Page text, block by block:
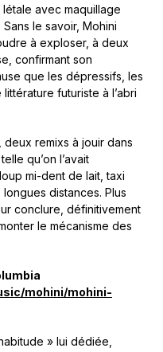
avec maquillage
le savoir, Mohini
à exploser, à deux
confirmant son
que les dépressifs, les
futuriste à l’abri
remixs à jouir dans
qu’on l’avait
mi-dent de lait, taxi
distances. Plus
conclure, définitivement
le mécanisme des
mohini/mohini-
» lui dédiée,